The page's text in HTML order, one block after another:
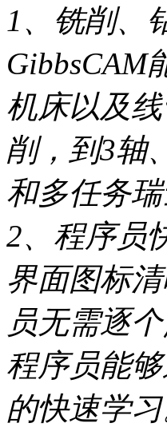
1、铣削、
GibbsCAM
机床以及
削，到3轴
和多任务
2、程序员
界面图标
员无需逐
程序员能
的快速学习